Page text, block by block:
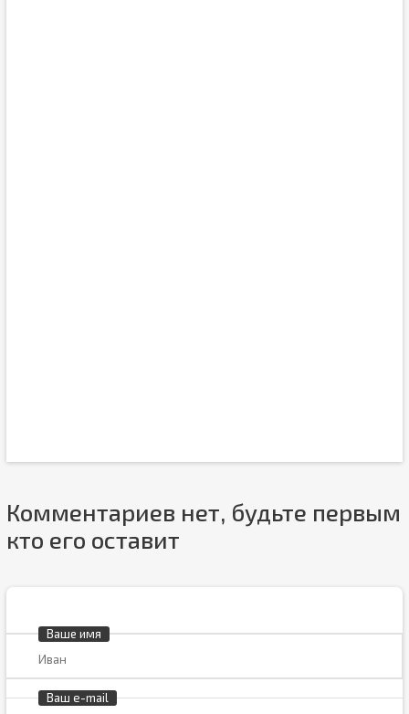
Комментариев нет, будьте первым
кто его оставит
Ваше имя
Ваш e-mail